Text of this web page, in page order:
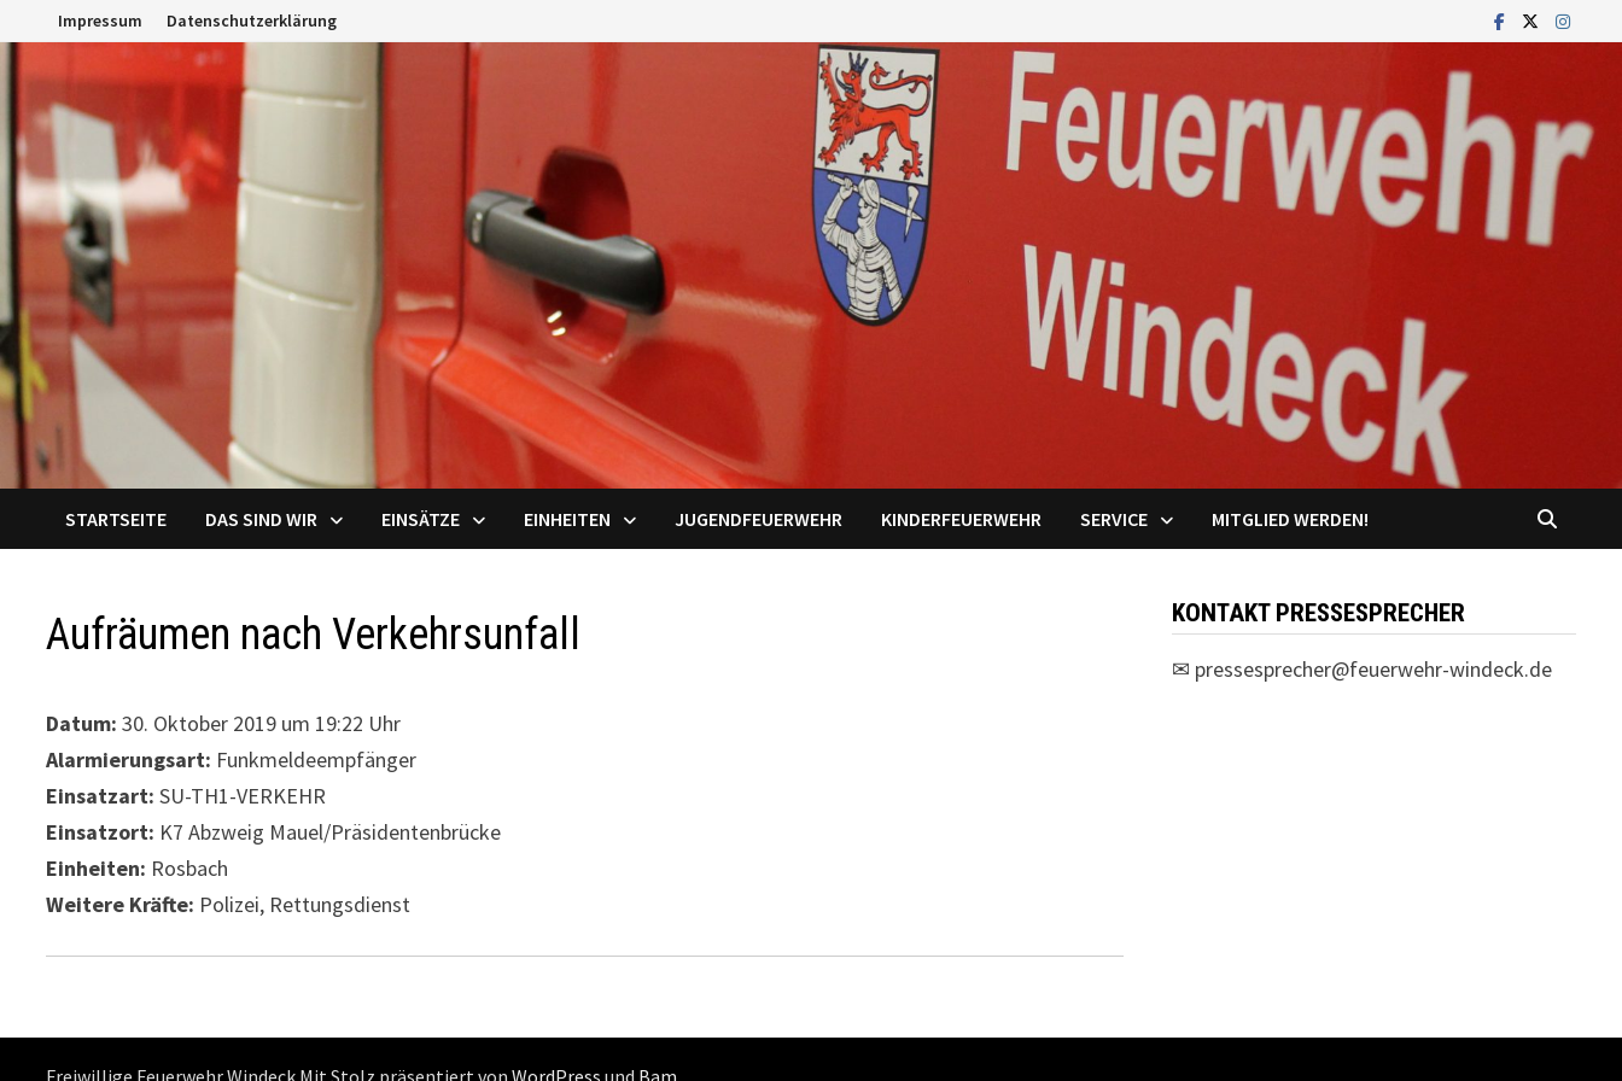
Inhalt
springen
Impressum Datenschutzerklärung
STARTSEITE DAS SIND WIR EINSÄTZE EINHEITEN JUGENDFEUERWEHR KINDERFEUERWEHR SERVICE MITGLIED WERDEN!
Aufräumen nach Verkehrsunfall
Datum: 30. Oktober 2019 um 19:22 Uhr
Alarmierungsart: Funkmeldeempfänger
Einsatzart: SU-TH1-VERKEHR
Einsatzort: K7 Abzweig Mauel/Präsidentenbrücke
Einheiten: Rosbach
Weitere Kräfte: Polizei, Rettungsdienst
KONTAKT PRESSESPRECHER
✉ pressesprecher@feuerwehr-windeck.de
Freiwillige Feuerwehr Windeck Mit Stolz präsentiert vonWordPress und Bam